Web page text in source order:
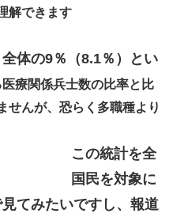
解できます
体の9％（8.1％）とい
療関係兵士数の比率と比
せんが、恐らく多職種より
この統計を全
国民を対象に
てみたいですし、報道